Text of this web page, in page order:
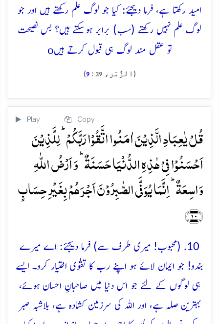
امید رکھتا ہے، فرما دیجئے: کیا جو لوگ علم رکھتے ہیں اور جو
لوگ علم نہیں رکھتے (سب) برابر ہوسکتے ہیں؟ بس نصیحت
تو عقل مند لوگ ہی قبول کرتے ہیںo
(الزُّمَر،39
:
9
)
Play Copy
قُلۡ یٰعِبَادِ الَّذِیۡنَ اٰمَنُوا اتَّقُوۡا رَبَّکُمۡ ؕ لِلَّذِیۡنَ
اَحۡسَنُوۡا فِیۡ ہٰذِہِ الدُّنۡیَا حَسَنَۃٌ ؕ وَ اَرۡضُ اللّٰہِ
وَاسِعَۃٌ ؕ اِنَّمَا یُوَفَّی الصّٰبِرُوۡنَ اَجۡرَہُمۡ بِغَیۡرِ حِسَابٍ
﴿۱۰﴾
10. (محبوب! میری طرف سے) فرما دیجئے: اے میرے
بندو! جو ایمان لائے ہو اپنے رب کا تقوٰی اختیار کرو۔ ایسے
ہی لوگوں کے لئے جو اس دنیا میں صاحبانِ احسان ہوئے،
بہترین صلہ ہے، اور اللہ کی سرزمین کشادہ ہے، بلاشبہ صبر